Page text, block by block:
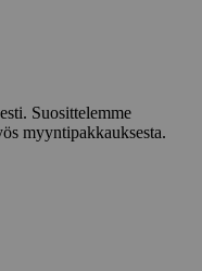
Suosittelemme
myyntipakkauksesta.